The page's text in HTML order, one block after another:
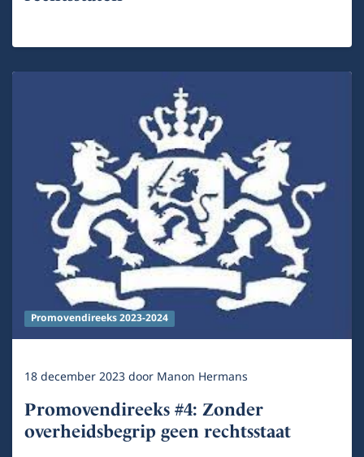
Promovendireeks 2023-2024
18 december 2023door Manon Hermans
Promovendireeks #4: Zonder
overheidsbegrip geen rechtsstaat